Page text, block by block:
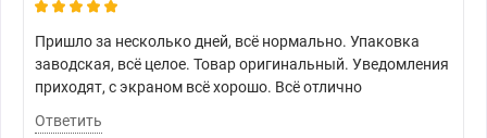
Пришло за несколько дней, всё нормально. Упаковка
заводская, всё целое. Товар оригинальный. Уведомления
приходят, с экраном всё хорошо. Всё отлично
Ответить